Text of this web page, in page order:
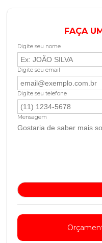
FAÇA
Digite seu nome
Digite seu email
Digite seu telefone
Mensagem